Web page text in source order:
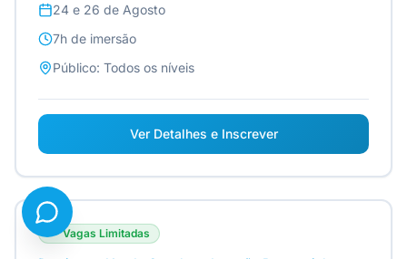
24 e 26 de Agosto
7h de imersão
Público: Todos os níveis
Ver Detalhes e Inscrever
Vagas Limitadas